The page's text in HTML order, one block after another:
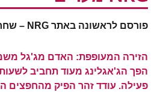
פורסם לראשונה באתר NRG – שחר
הזירה המעופפת: האדם מג'גל
הפך הג'אגלינג מעוד תחביב לשעות
פעילה. עודד זהר הפיק מהחפצים